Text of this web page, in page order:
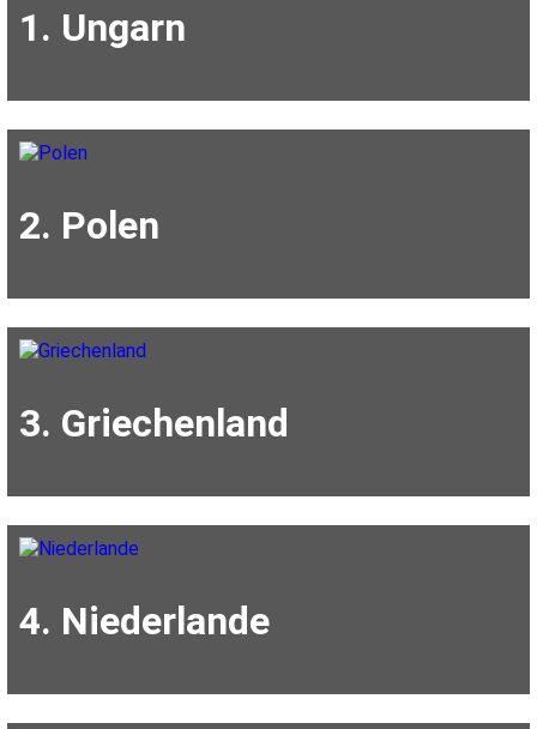
1. Ungarn
2. Polen
3. Griechenland
4. Niederlande